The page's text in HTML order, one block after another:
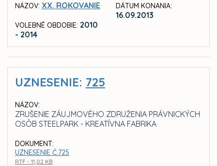
NÁZOV: XX. ROKOVANIE
VOLEBNÉ OBDOBIE: 2010
- 2014
DÁTUM KONANIA:
16.09.2013
UZNESENIE: 725
NÁZOV:
ZRUŠENIE ZÁUJMOVÉHO ZDRUŽENIA PRÁVNICKÝCH
OSÔB STEELPARK - KREATÍVNA FABRIKA
DOKUMENT:
UZNESENIE Č.725
RTF - 11,02 KB